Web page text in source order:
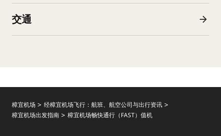
交通
樟宜机场
经樟宜机场飞行：航班、航空公司与出行资讯
樟宜机场出发指南
樟宜机场畅快通行（FAST）值机